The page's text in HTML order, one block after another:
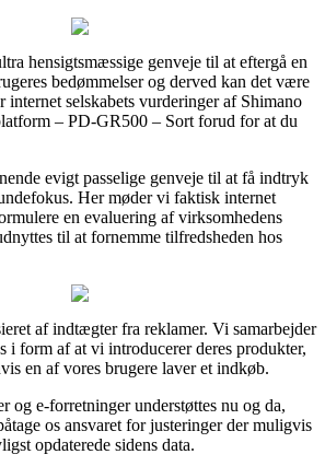
hensigtsmæssige genveje til at eftergå en
bedømmelser og derved kan det være
selskabets vurderinger af Shimano
– PD-GR500 – Sort forud for at du
evigt passelige genveje til at få indtryk
Her møder vi faktisk internet
en evaluering af virksomhedens
til at fornemme tilfredsheden hos
af indtægter fra reklamer. Vi samarbejder
i form af at vi introducerer deres produkter,
en af vores brugere laver et indkøb.
og e-forretninger understøttes nu og da,
os ansvaret for justeringer der muligvis
opdaterede sidens data.